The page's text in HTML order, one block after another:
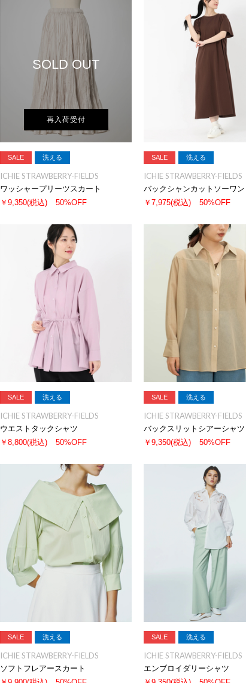
SOLD OUT
再入荷受付
SALE 洗える
ICHIE STRAWBERRY-FIELDS
ワッシャープリーツスカート
￥9,350(税込) 50%OFF
SALE 洗える
ICHIE STRAWBERRY-FIELDS
バックシャンカットソーワ
￥7,975(税込) 50%OFF
SALE 洗える
ICHIE STRAWBERRY-FIELDS
ウエストタックシャツ
￥8,800(税込) 50%OFF
SALE 洗える
ICHIE STRAWBERRY-FIELDS
バックスリットシアーシャツ
￥9,350(税込) 50%OFF
SALE 洗える
ICHIE STRAWBERRY-FIELDS
ソフトフレアースカート
SALE 洗える
ICHIE STRAWBERRY-FIELDS
エンブロイダリーシャツ